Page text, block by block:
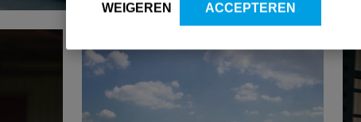
WEIGEREN ACCEPTEREN